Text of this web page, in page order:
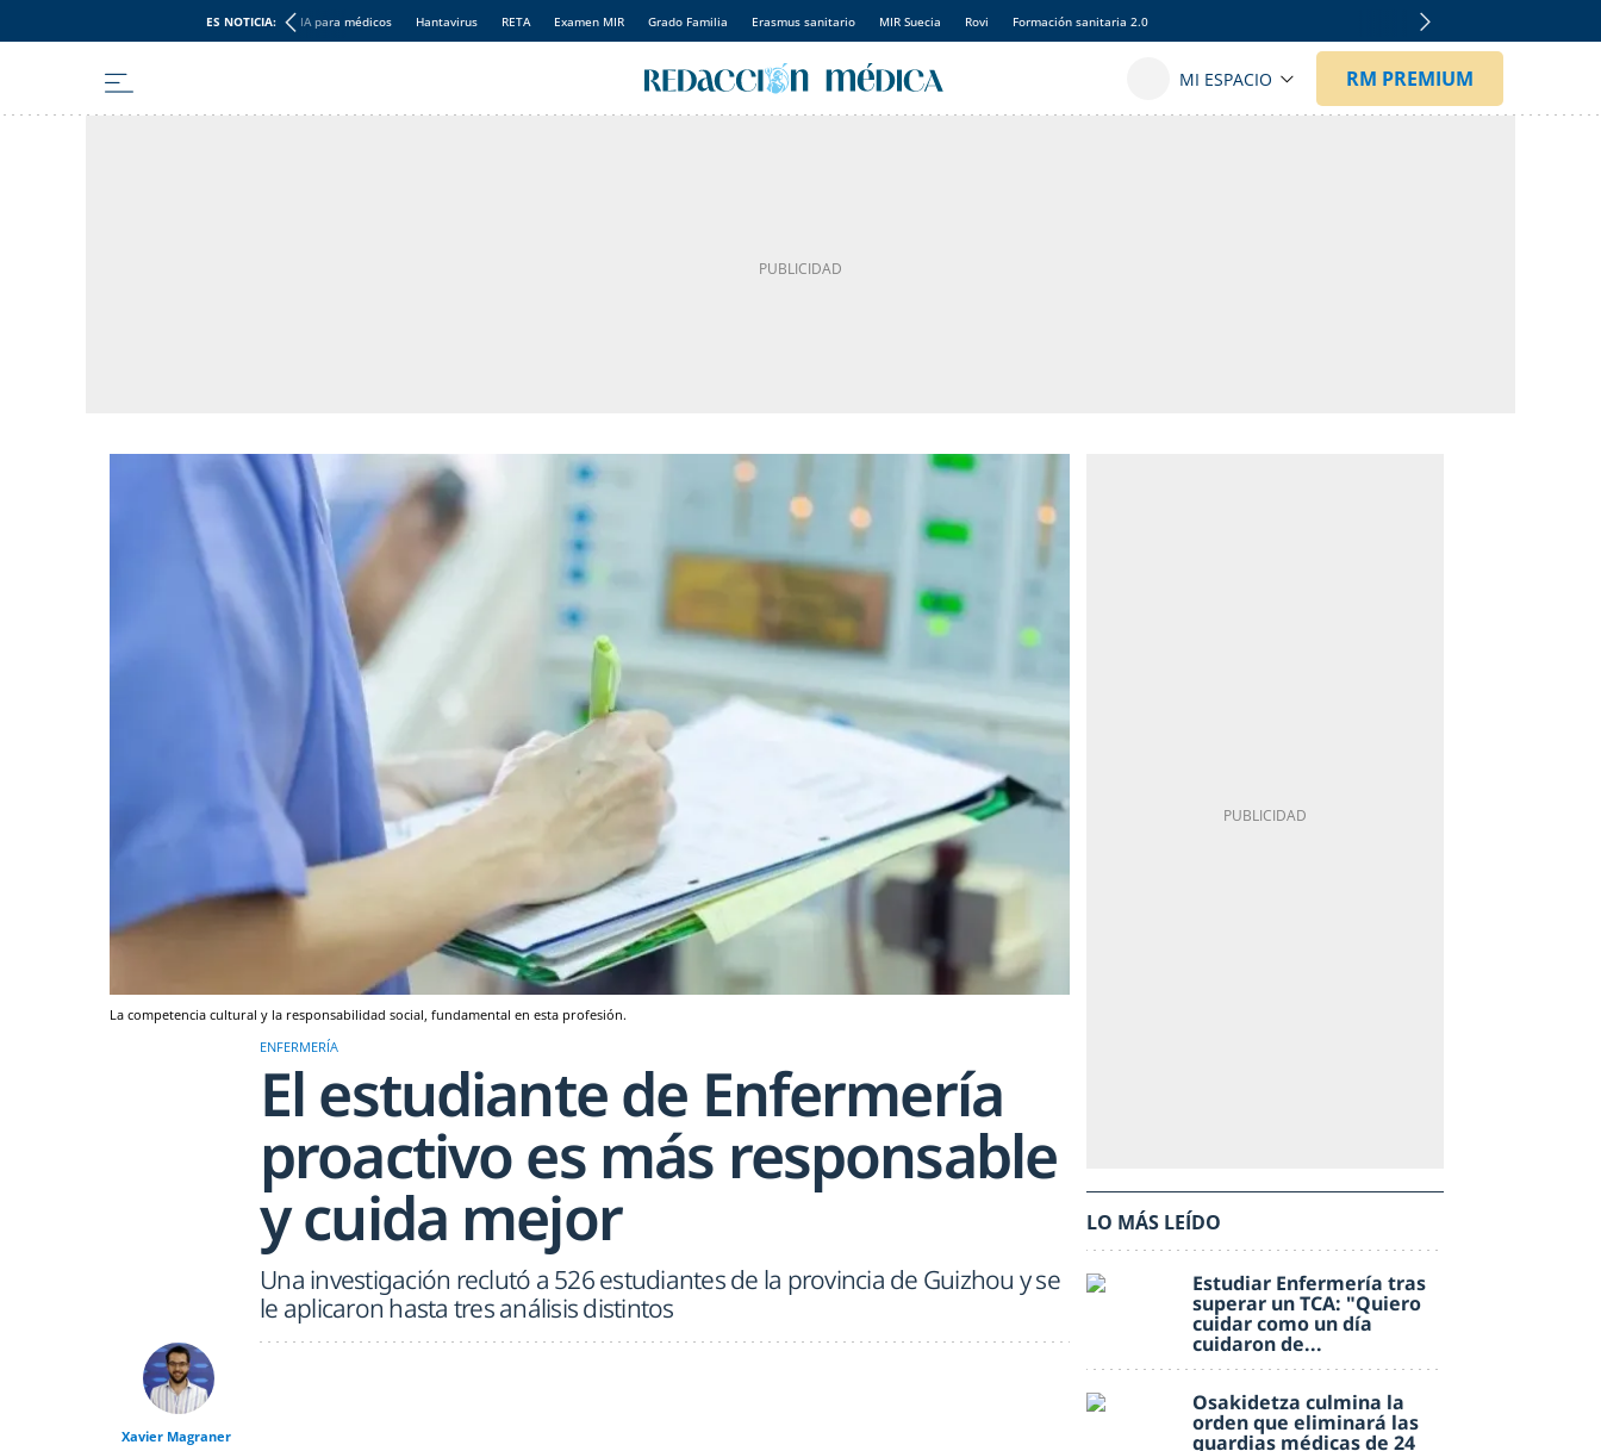
ES NOTICIA: IA para médicos Hantavirus RETA Examen MIR Grado Familia Erasmus sanitario MIR Suecia Rovi Formación sanitaria 2.0
La competencia cultural y la responsabilidad social, fundamental en esta profesión.
ENFERMERÍA
El estudiante de Enfermería
proactivo es más responsable
y cuida mejor
Una investigación reclutó a 526 estudiantes de la provincia de Guizhou y se
le aplicaron hasta tres análisis distintos
Xavier Magraner
LO MÁS LEÍDO
Estudiar Enfermería tras
superar un TCA: "Quiero
cuidar como un día
cuidaron de...
Osakidetza culmina la
orden que eliminará las
guardias médicas de 24